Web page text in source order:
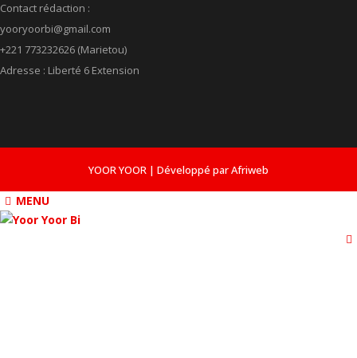
Contact rédaction :
yooryoorbi@gmail.com
+221 773232626 (Marietou)
Adresse : Liberté 6 Extension
YOOR YOOR | Développé par Afriweb
MENU